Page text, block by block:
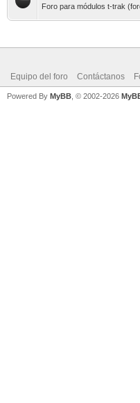
Foro para módulos t-trak
Equipo del foro Contáctanos
Powered By MyBB , © 2002-2026